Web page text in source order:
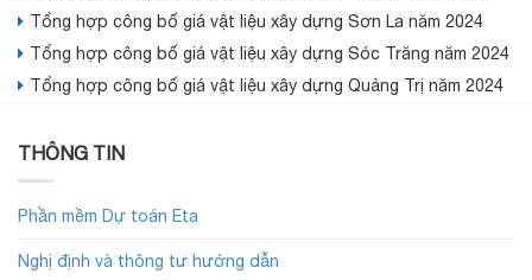
Tổng hợp công bố giá vật liệu xây dựng Sơn La năm 2024
Tổng hợp công bố giá vật liệu xây dựng Sóc Trăng năm 2024
Tổng hợp công bố giá vật liệu xây dựng Quảng Trị năm 2024
THÔNG TIN
Phần mềm Dự toán Eta
Nghị định và thông tư hướng dẫn